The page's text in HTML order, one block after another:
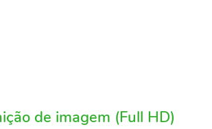
de imagem (Full HD)